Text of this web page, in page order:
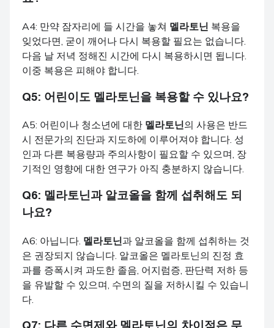
A4: 만약 잠자리에 들 시간을 놓쳐 멜라토닌 복용을
잊었다면, 굳이 깨어나 다시 복용할 필요는 없습니다.
다음 날 저녁 정해진 시간에 다시 복용하시면 됩니다.
이중 복용은 피해야 합니다.
Q5: 어린이도 멜라토닌을 복용할 수 있나요?
A5: 어린이나 청소년에 대한 멜라토닌의 사용은 반드
시 전문가의 진단과 지도하에 이루어져야 합니다. 성
인과 다른 복용량과 주의사항이 필요할 수 있으며, 장
기적인 영향에 대한 연구가 아직 충분하지 않습니다.
Q6: 멜라토닌과 알코올을 함께 섭취해도 되
나요?
A6: 아닙니다. 멜라토닌과 알코올을 함께 섭취하는 것
은 권장되지 않습니다. 알코올은 멜라토닌의 진정 효
과를 증폭시켜 과도한 졸음, 어지럼증, 판단력 저하 등
을 유발할 수 있으며, 수면의 질을 저하시킬 수 있습니
다.